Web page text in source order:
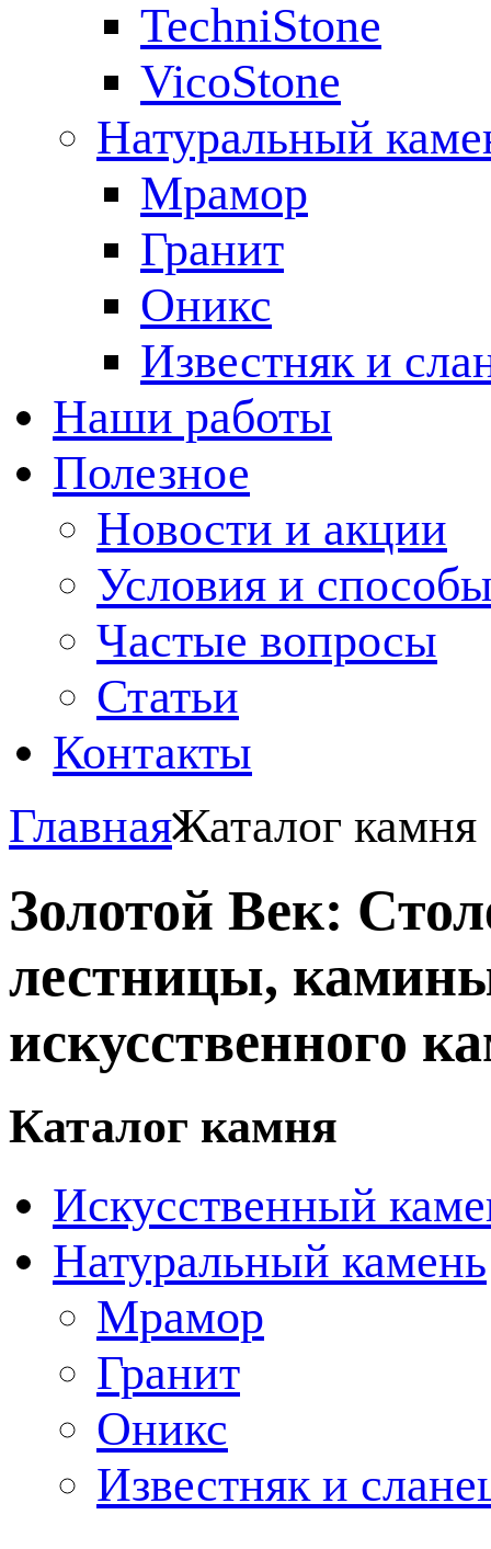
TechniStone
VicoStone
Натуральный
Мрамор
Гранит
Оникс
Известняк и
Наши работы
Полезное
Новости и акции
Условия и
Частые вопросы
Статьи
Контакты
ГлавнаяКаталог камня
Золотой Век:
лестницы,
искусственного
Каталог камня
Искусственный
Натуральный камень
Мрамор
Гранит
Оникс
Известняк и